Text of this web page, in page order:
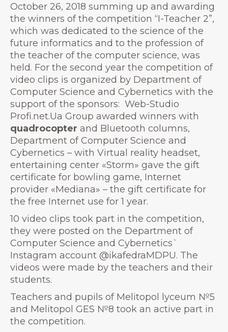
October 26, 2018 summing up and awarding
the winners of the competition “I-Teacher 2”,
which was dedicated to the science of the
future informatics and to the profession of
the teacher of the computer science, was
held. For the second year the competition of
video clips is organized by Department of
Computer Science and Cybernetics with the
support of the sponsors: Web-Studio
Profi.net.Ua Group awarded winners with
quadrocopter and Bluetooth columns,
Department of Computer Science and
Cybernetics – with Virtual reality headset,
entertaining center «Storm» gave the gift
certificate for bowling game, Internet
provider «Mediana» – the gift certificate for
the free Internet use for 1 year.
10 video clips took part in the competition,
they were posted on the Department of
Computer Science and Cybernetics`
Instagram account @ikafedraMDPU. The
videos were made by the teachers and their
students.
Teachers and pupils of Melitopol lyceum №5
and Melitopol GES №8 took an active part in
the competition.